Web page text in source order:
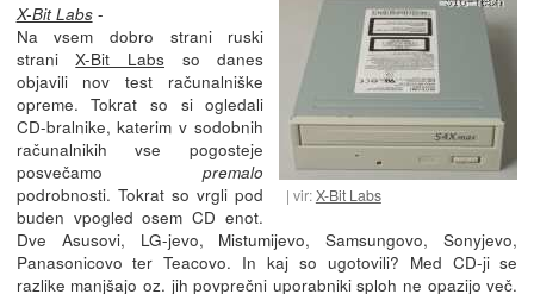
vir:X-Bit Labs
X-Bit Labs-
Na vsem dobro strani ruski
straniX-Bit Labsso danes
objavili nov test računalniške
opreme. Tokrat so si ogledali
CD-bralnike, katerim v sodobnih
računalnikih vse pogosteje
posvečamopremalo
podrobnosti. Tokrat so vrgli pod
buden vpogled osem CD enot.
Dve Asusovi, LG-jevo, Mistumijevo, Samsungovo, Sonyjevo,
Panasonicovo ter Teacovo. In kaj so ugotovili? Med CD-ji se
razlike manjšajo oz. jih povprečni uporabniki sploh ne opazijo več.